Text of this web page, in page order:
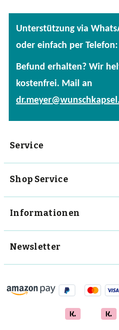
Fertige Mischungen
Kräuter
Vitalpilze
Vitamine
Unterstützung via
oder einfach per
Befund erhalten? Wir
kostenfrei. Mail an
Service
Shop Service
Informationen
Newsletter